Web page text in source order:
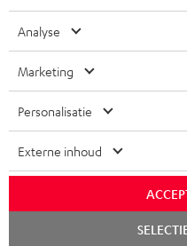
Analyse
Marketing
Personalisatie
Externe inhoud